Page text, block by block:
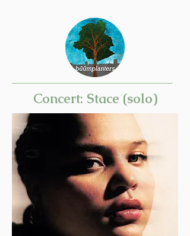
Concert: Stace (solo)